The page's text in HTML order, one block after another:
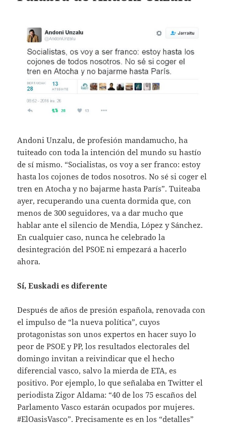
Andoni Unzalu, de profesión mandamucho, ha
tuiteado con toda la intención del mundo su hastío
de sí mismo. “Socialistas, os voy a ser franco: estoy
hasta los cojones de todos nosotros. No sé si coger el
tren en Atocha y no bajarme hasta París”. Tuiteaba
ayer, recuperando una cuenta dormida que, con
menos de 300 seguidores, va a dar mucho que
hablar ante el silencio de Mendia, López y Sánchez.
En cualquier caso, nunca he celebrado la
desintegración del PSOE ni empezará a hacerlo
ahora.
Sí, Euskadi es diferente
Después de años de presión española, renovada con
el impulso de “la nueva política”, cuyos
protagonistas son unos expertos en hacer suyo lo
peor de PSOE y PP, los resultados electorales del
domingo invitan a reivindicar que el hecho
diferencial vasco, salvo la mierda de ETA, es
positivo. Por ejemplo, lo que señalaba en Twitter el
periodista Zigor Aldama: “40 de los 75 escaños del
Parlamento Vasco estarán ocupados por mujeres.
#ElOasisVasco”. Precisamente es en los “detalles”